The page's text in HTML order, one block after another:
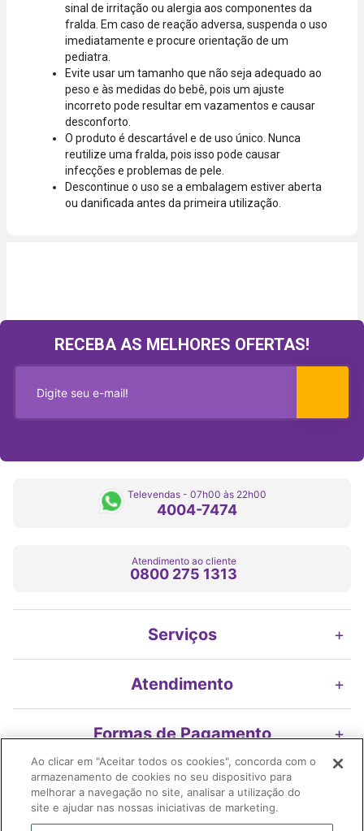
sinal de irritação ou alergia aos componentes da
fralda. Em caso de reação adversa, suspenda o uso
imediatamente e procure orientação de um
pediatra.
Evite usar um tamanho que não seja adequado ao
peso e às medidas do bebê, pois um ajuste
incorreto pode resultar em vazamentos e causar
desconforto.
O produto é descartável e de uso único. Nunca
reutilize uma fralda, pois isso pode causar
infecções e problemas de pele.
Descontinue o uso se a embalagem estiver aberta
ou danificada antes da primeira utilização.
RECEBA AS MELHORES OFERTAS!
Televendas - 07h00 às 22h00
4004-7474
Atendimento ao cliente
0800 275 1313
Serviços +
Atendimento +
Formas de Pagamento +
Nossos Selos
Ao clicar em "Aceitar todos os cookies", concorda com o
armazenamento de cookies no seu dispositivo para
melhorar a navegação no site, analisar a utilização do
site e ajudar nas nossas iniciativas de marketing.